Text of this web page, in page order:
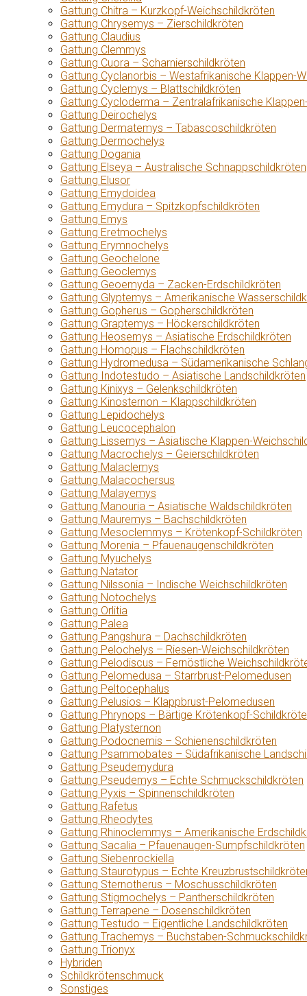
Gattung Chitra – Kurzkopf-Weichschildkröten
Gattung Chrysemys – Zierschildkröten
Gattung Claudius
Gattung Clemmys
Gattung Cuora – Scharnierschildkröten
Gattung Cyclanorbis – Westafrikanische Klappen-
Gattung Cyclemys – Blattschildkröten
Gattung Cycloderma – Zentralafrikanische
Gattung Deirochelys
Gattung Dermatemys – Tabascoschildkröten
Gattung Dermochelys
Gattung Dogania
Gattung Elseya – Australische Schnappschildkröten
Gattung Elusor
Gattung Emydoidea
Gattung Emydura – Spitzkopfschildkröten
Gattung Emys
Gattung Eretmochelys
Gattung Erymnochelys
Gattung Geochelone
Gattung Geoclemys
Gattung Geoemyda – Zacken-Erdschildkröten
Gattung Glyptemys – Amerikanische
Gattung Gopherus – Gopherschildkröten
Gattung Graptemys – Höckerschildkröten
Gattung Heosemys – Asiatische Erdschildkröten
Gattung Homopus – Flachschildkröten
Gattung Hydromedusa – Südamerikanische
Gattung Indotestudo – Asiatische Landschildkröten
Gattung Kinixys – Gelenkschildkröten
Gattung Kinosternon – Klappschildkröten
Gattung Lepidochelys
Gattung Leucocephalon
Gattung Lissemys – Asiatische Klappen-
Gattung Macrochelys – Geierschildkröten
Gattung Malaclemys
Gattung Malacochersus
Gattung Malayemys
Gattung Manouria – Asiatische Waldschildkröten
Gattung Mauremys – Bachschildkröten
Gattung Mesoclemmys – Krötenkopf-Schildkröten
Gattung Morenia – Pfauenaugenschildkröten
Gattung Myuchelys
Gattung Natator
Gattung Nilssonia – Indische Weichschildkröten
Gattung Notochelys
Gattung Orlitia
Gattung Palea
Gattung Pangshura – Dachschildkröten
Gattung Pelochelys – Riesen-Weichschildkröten
Gattung Pelodiscus – Fernöstliche
Gattung Pelomedusa – Starrbrust-Pelomedusen
Gattung Peltocephalus
Gattung Pelusios – Klappbrust-Pelomedusen
Gattung Phrynops – Bärtige Krötenkopf-
Gattung Platysternon
Gattung Podocnemis – Schienenschildkröten
Gattung Psammobates – Südafrikanische
Gattung Pseudemydura
Gattung Pseudemys – Echte Schmuckschildkröten
Gattung Pyxis – Spinnenschildkröten
Gattung Rafetus
Gattung Rheodytes
Gattung Rhinoclemmys – Amerikanische
Gattung Sacalia – Pfauenaugen-Sumpfschildkröten
Gattung Siebenrockiella
Gattung Staurotypus – Echte
Gattung Sternotherus – Moschusschildkröten
Gattung Stigmochelys – Pantherschildkröten
Gattung Terrapene – Dosenschildkröten
Gattung Testudo – Eigentliche Landschildkröten
Gattung Trachemys – Buchstaben-
Gattung Trionyx
Hybriden
Schildkrötenschmuck
Sonstiges